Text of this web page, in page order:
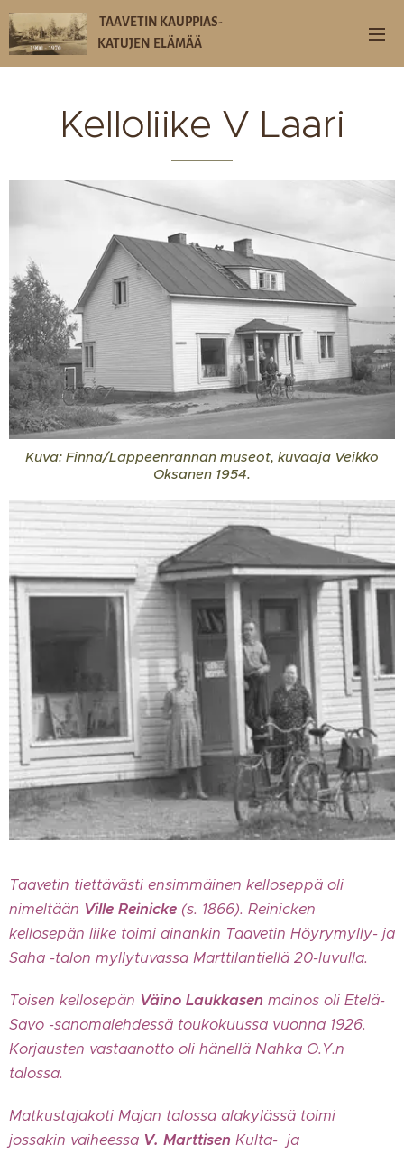
TAAVETIN KAUPPIAS-
KATUJEN ELÄMÄÄ
Kelloliike V Laari
Kuva: Finna/Lappeenrannan museot, kuvaaja Veikko
Oksanen 1954.
Taavetin tiettävästi ensimmäinen kelloseppä oli
nimeltään Ville Reinicke (s. 1866). Reinicken
kellosepän liike toimi ainankin Taavetin Höyrymylly- ja
Saha -talon myllytuvassa Marttilantiellä 20-luvulla.
Toisen kellosepän Väino Laukkasen mainos oli Etelä-
Savo -sanomalehdessä toukokuussa vuonna 1926.
Korjausten vastaanotto oli hänellä Nahka O.Y.n
talossa.
Matkustajakoti Majan talossa alakylässä toimi
jossakin vaiheessa V. Marttisen Kulta- ja